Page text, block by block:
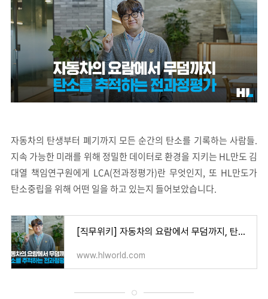
자동차의 탄생부터 폐기까지 모든 순간의 탄소를 기록하는 사람들.
지속 가능한 미래를 위해 정밀한 데이터로 환경을 지키는 HL만도 김
대열 책임연구원에게 LCA(전과정평가)란 무엇인지, 또 HL만도가
탄소중립을 위해 어떤 일을 하고 있는지 들어보았습니다.
[직무위키] 자동차의 요람에서 무덤까지, 탄소를 추적하는 전과정평가(LCA)
www.hlworld.com